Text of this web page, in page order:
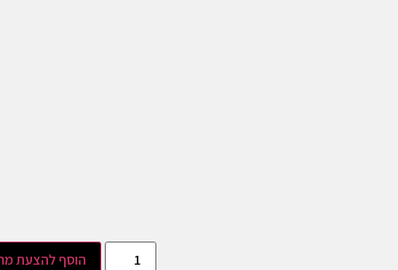
הוסף להצעת